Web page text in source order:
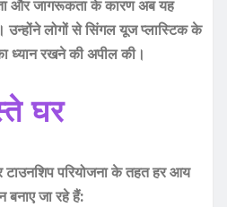
और जागरूकता के कारण अब यह
उन्होंने लोगों से सिंगल यूज प्लास्टिक के
ध्यान रखने की अपील की।
घर
टाउनशिप परियोजना के तहत हर आय
बनाए जा रहे हैं: